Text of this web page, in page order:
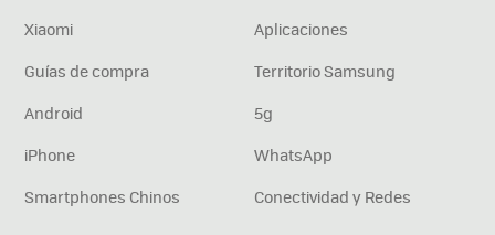
Xiaomi
Aplicaciones
Guías de compra
Territorio Samsung
Android
5g
iPhone
WhatsApp
Smartphones Chinos
Conectividad y Redes